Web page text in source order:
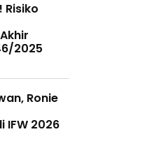
2025
Ronie
IFW 2026